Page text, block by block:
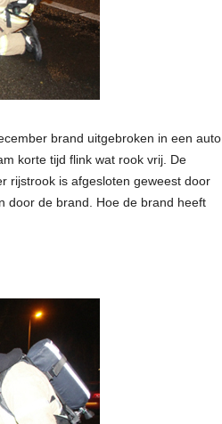
brand uitgebroken in een auto.
korte tijd flink wat rook vrij. De
rijstrook is afgesloten geweest door
door de brand. Hoe de brand heeft